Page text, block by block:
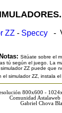
ZZ - Speccy -
Notas: Sitúate sobre el
tú según el juego. La
ZZ puede que
el simulador ZZ, instala
800x600 -
Comunidad
Gabriel Chova